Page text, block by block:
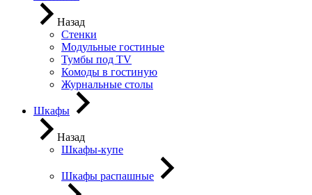
Назад
Стенки
Модульные гостиные
Тумбы под ТV
Комоды в гостиную
Журнальные столы
Шкафы
Назад
Шкафы-купе
Шкафы распашные